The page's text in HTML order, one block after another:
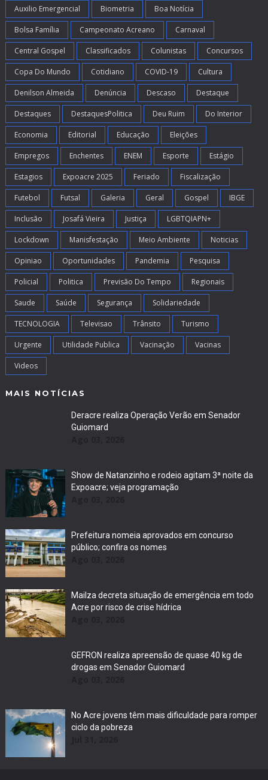
Auxilio Emergencial Biometria Boa Notícia
Bolsa Família Campeonato Acreano Carnaval
Central Gospel Classificados Colunistas Concursos
Copa Do Mundo Cotidiano COVID-19 Cultura
Denilson Almeida Denúncia Descaso Destaque
Destaques DestaquesPolitica Deu Ruim Do Interior
Economia Editorial Educação Eleições
Empregos Enchentes ENEM Esporte Estágio
Estagios Expoacre 2025 Feriado Fiscalização
Futebol Futsal Galeria Geral Gospel IBGE
Inclusão Josafá Vieira Justiça LGBTQIAPN+
Lockdown Manisfestação Meio Ambiente Noticias
Opiniao Oportunidades Pandemia Pesquisa
Policial Politica Previsão Do Tempo Regionais
Saude Saúde Segurança Solidariedade
TECNOLOGIA Televisao Trânsito Turismo
Urgente Utilidade Publica Vacinação Vacinas
Videos
MAIS NOTÍCIAS
Deracre realiza Operação Verão em Senador
Guiomard
Show de Natanzinho e rodeio agitam 3ª noite da
Expoacre; veja programação
Prefeitura nomeia aprovados em concurso
público; confira os nomes
Mailza decreta situação de emergência em todo
Acre por risco de crise hídrica
GEFRON realiza apreensão de quase 40 kg de
drogas em Senador Guiomard
No Acre jovens têm mais dificuldade para romper
ciclo da pobreza